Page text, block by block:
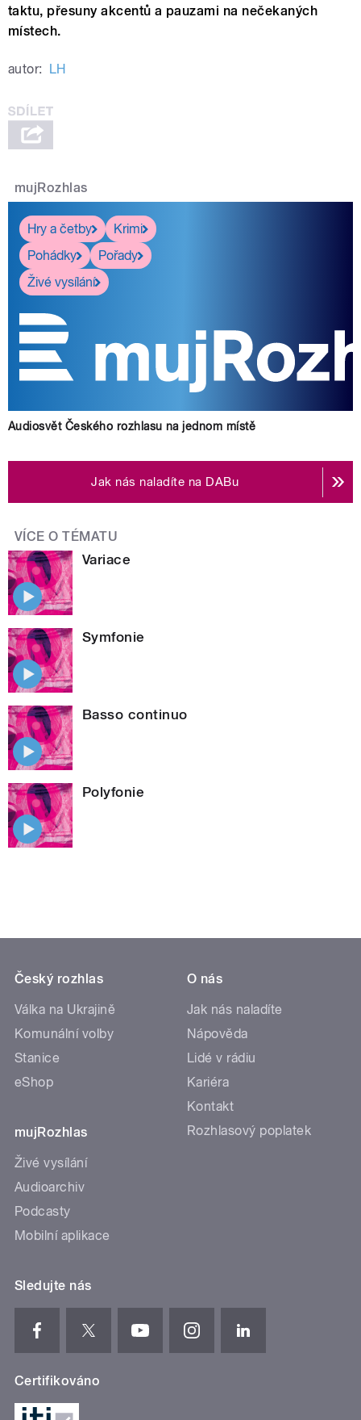
taktu, přesuny akcentů a pauzami na nečekaných
místech.
autor: LH
mujRozhlas
Hry a četby
Krimi
Pohádky
Pořady
Živé vysílání
Audiosvět Českého rozhlasu na jednom místě
Jak nás naladíte na DABu
VÍCE O TÉMATU
Variace
Symfonie
Basso continuo
Polyfonie
Český rozhlas
Válka na Ukrajině
Komunální volby
Stanice
eShop
mujRozhlas
Živé vysílání
Audioarchiv
Podcasty
Mobilní aplikace
O nás
Jak nás naladíte
Nápověda
Lidé v rádiu
Kariéra
Kontakt
Rozhlasový poplatek
Sledujte nás
Certifikováno